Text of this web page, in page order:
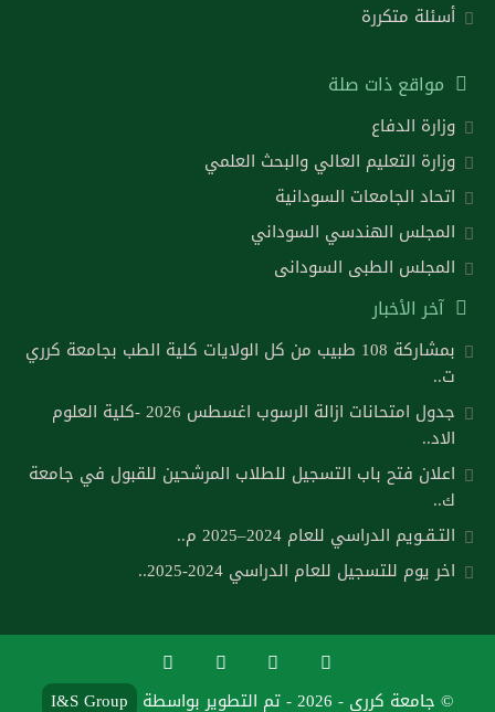
أسئلة متكررة
مواقع ذات صلة
وزارة الدفاع
وزارة التعليم العالي والبحث العلمي
اتحاد الجامعات السودانية
المجلس الهندسي السوداني
المجلس الطبى السودانى
آخر الأخبار
بمشاركة 108 طبيب من كل الولايات كلية الطب بجامعة كرري
ت..
جدول امتحانات ازالة الرسوب اغسطس 2026 -كلية العلوم
الاد..
اعلان فتح باب التسجيل للطلاب المرشحين للقبول في جامعة
ك..
التـقـويم الدراسي للعام 2024–2025 م..
اخر يوم للتسجيل للعام الدراسي 2024-2025..
© جامعة كرري - 2026 - تم التطوير بواسطة I&S Group